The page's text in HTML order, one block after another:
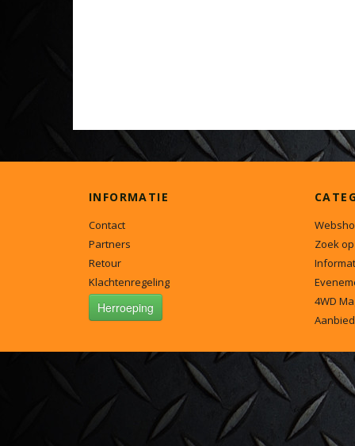
INFORMATIE
Contact
Partners
Retour
Klachtenregeling
Herroeping
Zoek
4WD